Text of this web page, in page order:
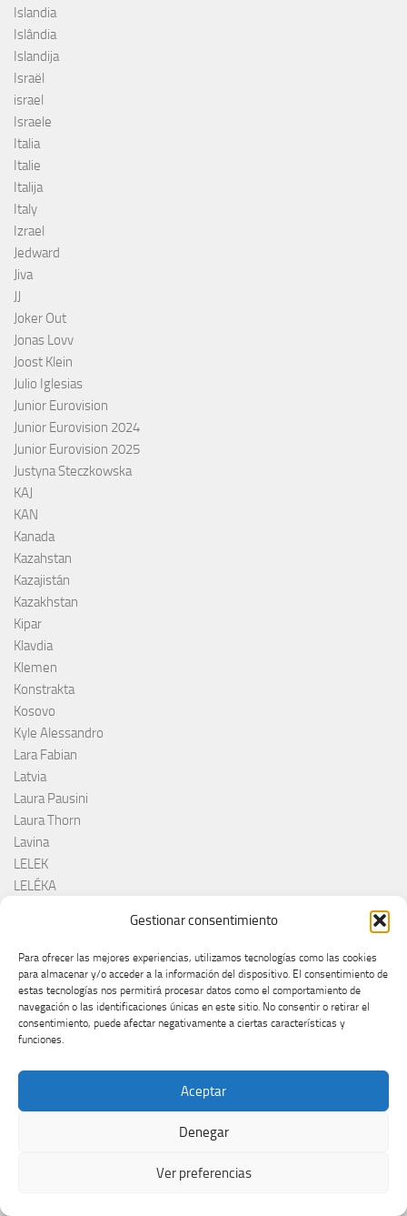
Gestionar consentimiento
Para ofrecer las mejores experiencias, utilizamos tecnologías como las cookies
para almacenar y/o acceder a la información del dispositivo. El consentimiento de
estas tecnologías nos permitirá procesar datos como el comportamiento de
navegación o las identificaciones únicas en este sitio. No consentir o retirar el
consentimiento, puede afectar negativamente a ciertas características y
funciones.
Aceptar
Denegar
Ver preferencias
Islandia
Islândia
Islandija
Israël
israel
Israele
Italia
Italie
Italija
Italy
Izrael
Jedward
Jiva
JJ
Joker Out
Jonas Lovv
Joost Klein
Julio Iglesias
Junior Eurovision
Junior Eurovision 2024
Junior Eurovision 2025
Justyna Steczkowska
KAJ
KAN
Kanada
Kazahstan
Kazajistán
Kazakhstan
Kipar
Klavdia
Klemen
Konstrakta
Kosovo
Kyle Alessandro
Lara Fabian
Latvia
Laura Pausini
Laura Thorn
Lavina
LELEK
LELÉKA
Letonia
Letonija
Lettonia
Lettonie
Levante
Liechtenstein
Linda Lampenius x Pete Parkkonen